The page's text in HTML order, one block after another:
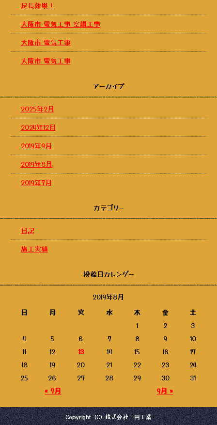
足長効果！
大阪市 電気工事 空調工事
大阪市 電気工事
大阪市 電気工事
アーカイブ
2025年2月
2024年12月
2019年9月
2019年8月
2019年7月
カテゴリー
日記
施工実績
投稿日カレンダー
2019年8月
日
月 火 水 木 金 土
« 7月 9月 »
1 2
3
4
5 6 7 8 9
10
11
12 13 14 15 16
17
18
19 20 21 22 23
24
25
26 27 28 29 30 31
Copyright (C) 株式会社一円工業